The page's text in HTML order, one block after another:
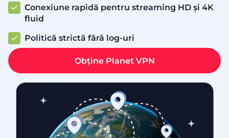
Conexiune rapidă pentru streaming HD și 4K
fluid
Politică strictă fără log-uri
Obține Planet VPN